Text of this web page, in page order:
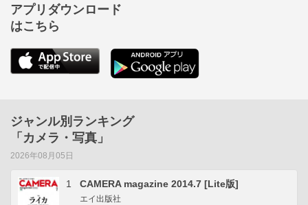
アプリダウンロード
はこちら
ジャンル別ランキング
「カメラ・写真」
2026年08月05日
1 CAMERA magazine 2014.7 [Lite版]
エイ出版社